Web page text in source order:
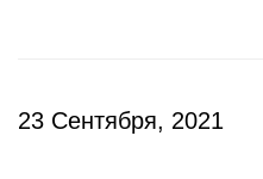
23 Сентября, 2021